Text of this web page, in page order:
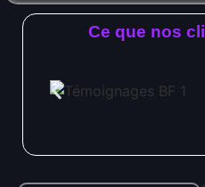
Ce que nos